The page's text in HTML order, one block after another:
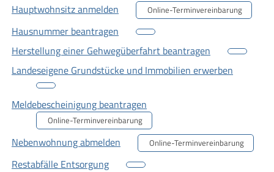
Hauptwohnsitz anmelden
Online-Terminvereinbarung
Hausnummer beantragen
Herstellung einer Gehwegüberfahrt beantragen
Landeseigene Grundstücke und Immobilien erwerben
Meldebescheinigung beantragen
Online-Terminvereinbarung
Nebenwohnung abmelden Online-Terminvereinbarung
Restabfälle Entsorgung